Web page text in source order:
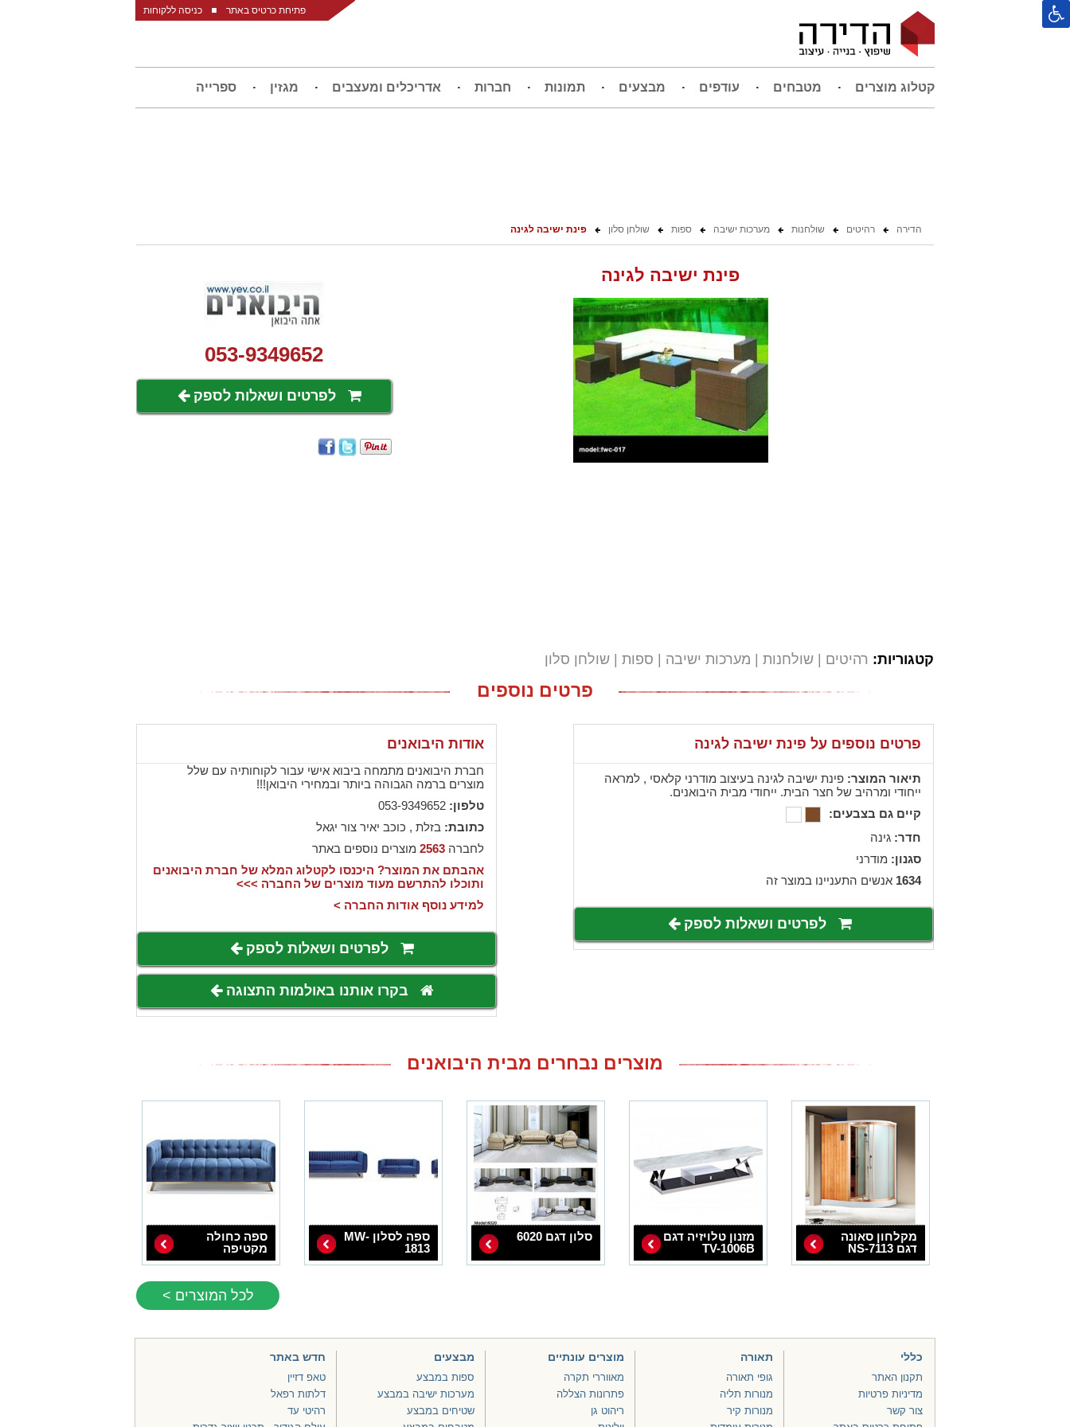
פתיחת כרטיס באתר כניסה ללקוחות
קטלוג מוצרים מטבחים עודפים מבצעים תמונות חברות אדריכלים ומעצבים מגזין ספרייה
הדירה רהיטים שולחנות מערכות ישיבה ספות שולחן סלון פינת ישיבה לגינה
פינת ישיבה לגינה
053-9349652
לפרטים ושאלות לספק
קטגוריות: רהיטים שולחנות מערכות ישיבה ספות שולחן סלון
פרטים נוספים
פרטים נוספים על פינת ישיבה לגינה
תיאור המוצר: פינת ישיבה לגינה בעיצוב מודרני קלאסי , למראה
ייחודי ומרהיב של חצר הבית. ייחודי מבית היבואנים.
קיים גם בצבעים:
חדר: גינה
סגנון: מודרני
1634 אנשים התעניינו במוצר זה
לפרטים ושאלות לספק
אודות היבואנים
חברת היבואנים מתמחה ביבוא אישי עבור לקוחותיה עם שלל
מוצרים ברמה הגבוהה ביותר ובמחירי היבואן!!!
טלפון:053-9349652
כתובת: בזלת , כוכב יאיר צור יגאל
לחברה2563 מוצרים נוספים באתר
אהבתם את המוצר? היכנסו לקטלוג המלא של חברת היבואנים
ותוכלו להתרשם מעוד מוצרים של החברה >>>
למידע נוסף אודות החברה >
לפרטים ושאלות לספק
בקרו אותנו באולמות התצוגה
מוצרים נבחרים מבית היבואנים
מקלחון סאונה
דגם NS-7113
מזנון טלויזיה דגם
TV-1006B
סלון דגם 6020
ספה לסלון MW-
1813
ספה כחולה
מקטיפה
לכל המוצרים >
כללי
תקנון האתר
מדיניות פרטיות
צור קשר
תאורה
גופי תאורה
מנורות תליה
מנורות קיר
מוצרים עונתיים
מאווררי תקרה
פתרונות הצללה
ריהוט גן
מבצעים
ספות במבצע
מערכות ישיבה במבצע
שטיחים במבצע
חדש באתר
טאפ דזיין
דלתות רפאל
רהיטי עד